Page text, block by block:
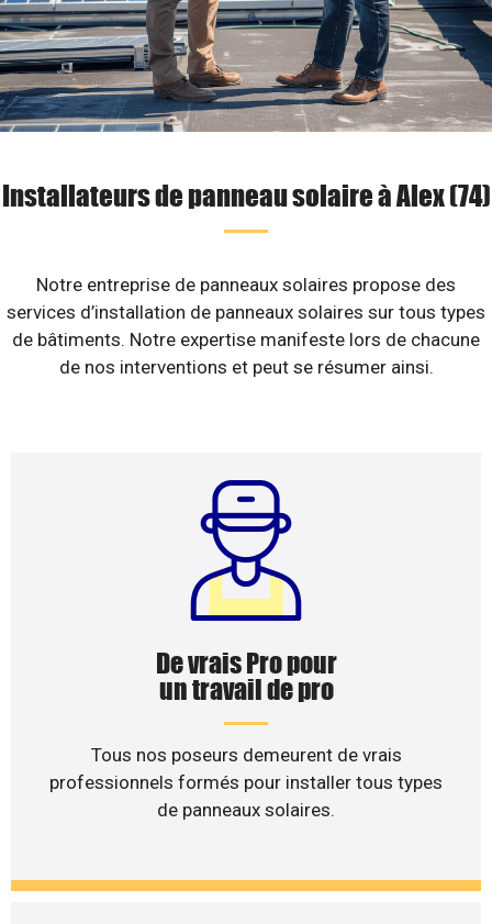
Installateurs de panneau solaire à Alex (74)
Notre entreprise de panneaux solaires propose des
services d’installation de panneaux solaires sur tous types
de bâtiments. Notre expertise manifeste lors de chacune
de nos interventions et peut se résumer ainsi.
De vrais Pro pour
un travail de pro
Tous nos poseurs demeurent de vrais
professionnels formés pour installer tous types
de panneaux solaires.